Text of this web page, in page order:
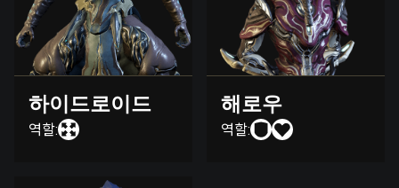
하이드로이드
역할:
해로우
역할: